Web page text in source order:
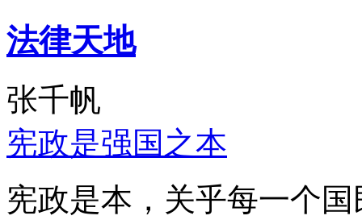
法律天地
张千帆
宪政是强国之本
宪政是本，关乎每一个